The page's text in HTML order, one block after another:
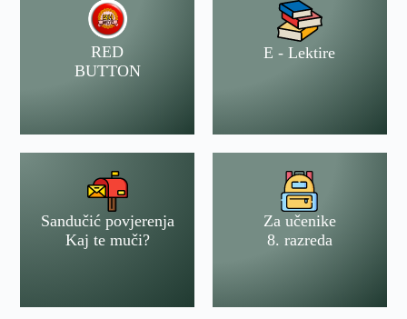
RED
BUTTON
E - Lektire
Sandučić povjerenja
Kaj te muči?
Za učenike
8. razreda